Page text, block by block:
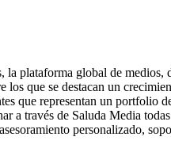
la plataforma global de medios,
que se destacan un
que representan un portfolio
a través de Saluda Media
personalizado,